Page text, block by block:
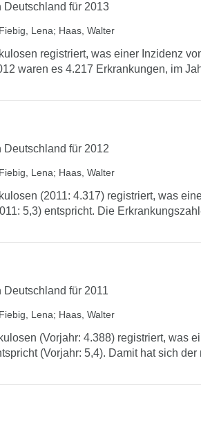
Deutschland für 2013
Fiebig, Lena; Haas, Walter
registriert, was einer Inzidenz
waren es 4.217 Erkrankungen, im
für 2012
Fiebig, Lena; Haas, Walter
(2011: 4.317) registriert, was
5,3) entspricht. Die
für 2011
Fiebig, Lena; Haas, Walter
(Vorjahr: 4.388) registriert, was
(Vorjahr: 5,4). Damit hat sich